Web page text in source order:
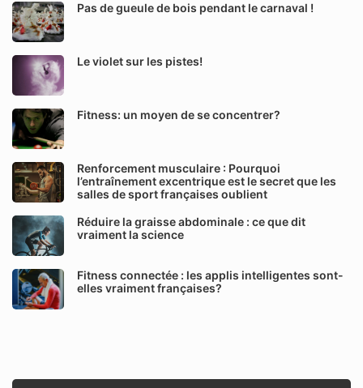
Pas de gueule de bois pendant le carnaval !
Le violet sur les pistes!
Fitness: un moyen de se concentrer?
Renforcement musculaire : Pourquoi
l’entraînement excentrique est le secret que les
salles de sport françaises oublient
Réduire la graisse abdominale : ce que dit
vraiment la science
Fitness connectée : les applis intelligentes sont-
elles vraiment françaises?